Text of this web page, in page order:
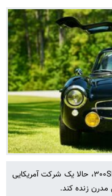
هفتاد سال پس از تولد افسانه‌ای مرسدس بنز ۳۰۰SL، حالا یک شرکت آمریکایی
مدرن زنده کند.